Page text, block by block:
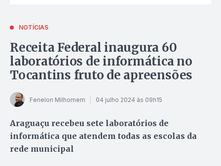
NOTÍCIAS
Receita Federal inaugura 60
laboratórios de informática no
Tocantins fruto de apreensões
Fenelon Milhomem 04 julho 2024 às 09h15
Araguaçu recebeu sete laboratórios de
informática que atendem todas as escolas da
rede municipal